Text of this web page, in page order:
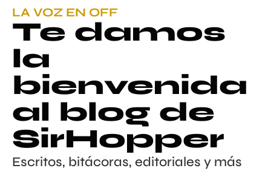
LA VOZ EN OFF
Te damos
la
bienvenida
al blog de
SirHopper
Escritos, bitácoras, editoriales y más